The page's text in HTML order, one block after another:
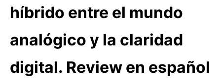
híbrido entre el mundo
analógico y la claridad
digital. Review en español